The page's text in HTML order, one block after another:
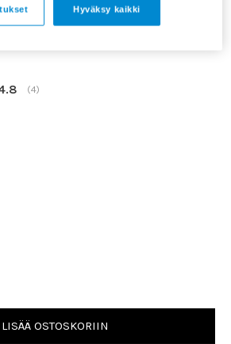
luokitus:
(äänet:
4)
LISÄÄ OSTOSKORIIN
Hyväksy kaikki